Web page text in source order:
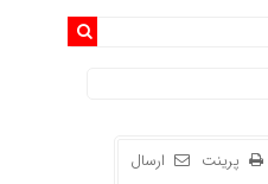
ارسال پرینت